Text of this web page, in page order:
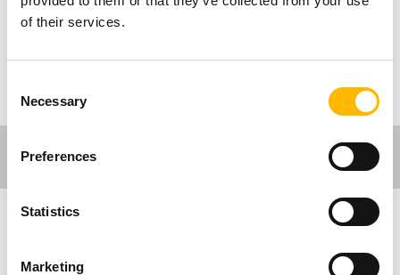
of their services.
Selection
Necessary
Preferences
Statistics
Marketing